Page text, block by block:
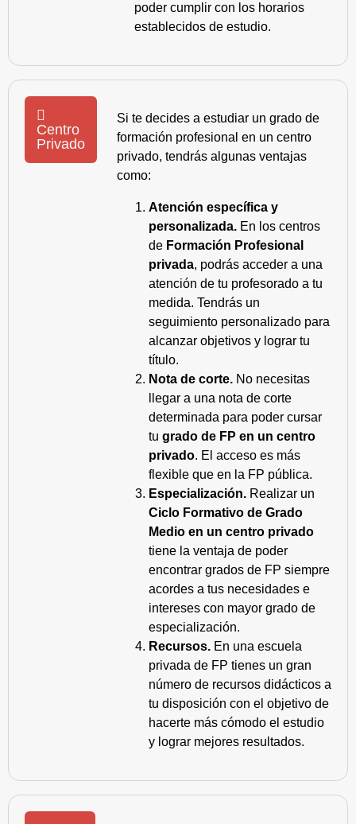
poder cumplir con los horarios
establecidos de estudio.
Centro
Privado
Si te decides a estudiar un grado de
formación profesional en un centro
privado, tendrás algunas ventajas
como:
Atención específica y
personalizada. En los centros
de Formación Profesional
privada, podrás acceder a una
atención de tu profesorado a tu
medida. Tendrás un
seguimiento personalizado para
alcanzar objetivos y lograr tu
título.
Nota de corte. No necesitas
llegar a una nota de corte
determinada para poder cursar
tu grado de FP en un centro
privado. El acceso es más
flexible que en la FP pública.
Especialización. Realizar un
Ciclo Formativo de Grado
Medio en un centro privado
tiene la ventaja de poder
encontrar grados de FP siempre
acordes a tus necesidades e
intereses con mayor grado de
especialización.
Recursos. En una escuela
privada de FP tienes un gran
número de recursos didácticos a
tu disposición con el objetivo de
hacerte más cómodo el estudio
y lograr mejores resultados.